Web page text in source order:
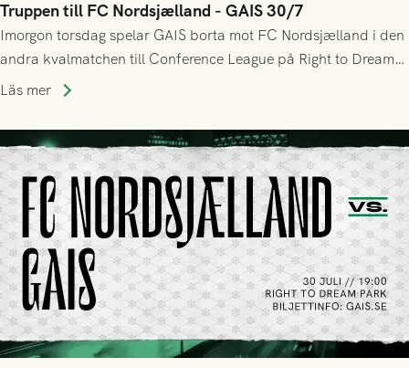
Truppen till FC Nordsjælland - GAIS 30/7
Imorgon torsdag spelar GAIS borta mot FC Nordsjælland i den
andra kvalmatchen till Conference League på Right to Dream
Park! Fredrik Holmberg och ledarstaben har tagit ut följande
Läs mer